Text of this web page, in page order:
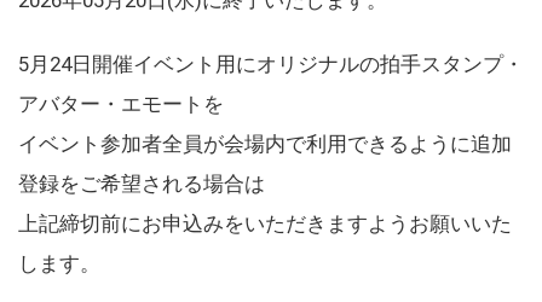
5月24日開催イベント用にオリジナルの拍手スタンプ・
アバター・エモートを
イベント参加者全員が会場内で利用できるように追加
登録をご希望される場合は
上記締切前にお申込みをいただきますようお願いいた
します。